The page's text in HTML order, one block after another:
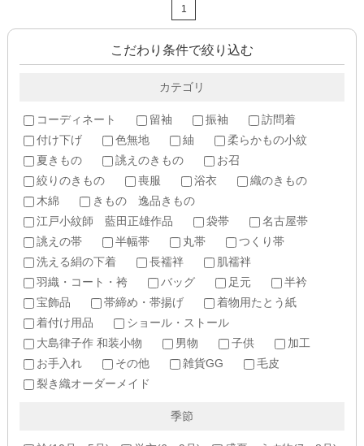
1
こだわり条件で絞り込む
カテゴリ
コーディネート 留袖 振袖
訪問着
付け下げ
色無地 紬
柔らかもの小紋
夏きもの
誂えのきもの
お召
絞りのきもの
喪服 浴衣
織のきもの
木綿
きもの 逸品きもの
江戸小紋師 藍田正雄作品
袋帯
名古屋帯
誂えの帯
半幅帯 丸帯
つくり帯
洗える絹の下着
長襦袢
肌襦袢
羽織・コート・袴
バッグ 足元
半衿
宝飾品
帯締め・帯揚げ
着物用たとう紙
着付け用品
ショール・ストール
大島律子作 和装小物
男物 子供
加工
お手入れ
その他 雑貨GG
毛皮
裂き織オーダーメイド
季節